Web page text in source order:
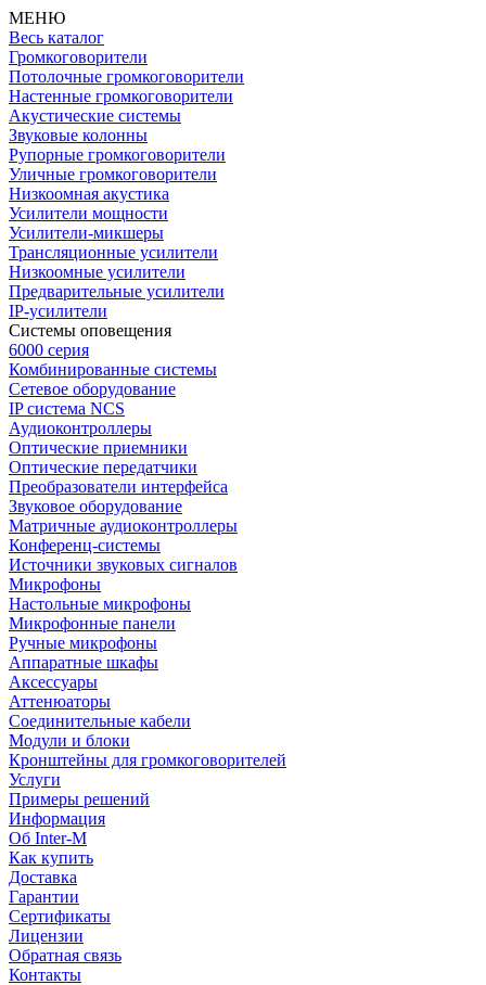
МЕНЮ
Весь каталог
Громкоговорители
Потолочные громкоговорители
Настенные громкоговорители
Акустические системы
Звуковые колонны
Рупорные громкоговорители
Уличные громкоговорители
Низкоомная акустика
Усилители мощности
Усилители-микшеры
Трансляционные усилители
Низкоомные усилители
Предварительные усилители
IP-усилители
Системы оповещения
6000 серия
Комбинированные системы
Сетевое оборудование
IP система NCS
Аудиоконтроллеры
Оптические приемники
Оптические передатчики
Преобразователи интерфейса
Звуковое оборудование
Матричные аудиоконтроллеры
Конференц-системы
Источники звуковых сигналов
Микрофоны
Настольные микрофоны
Микрофонные панели
Ручные микрофоны
Аппаратные шкафы
Аксессуары
Аттенюаторы
Соединительные кабели
Модули и блоки
Кронштейны для громкоговорителей
Услуги
Примеры решений
Информация
Об Inter-M
Как купить
Доставка
Гарантии
Сертификаты
Лицензии
Обратная связь
Контакты